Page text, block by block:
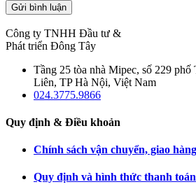
Gửi bình luận
Công ty TNHH Đầu tư &
Phát triển Đông Tây
Tầng 25 tòa nhà Mipec, số 229
Liên, TP Hà Nội, Việt Nam
024.3775.9866
Quy định & Điều khoản
Chính sách vận chuyển, giao hàng
Quy định và hình thức thanh toán